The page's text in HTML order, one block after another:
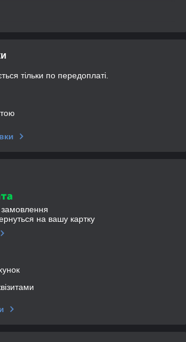
тільки по передоплаті.
на вашу картку